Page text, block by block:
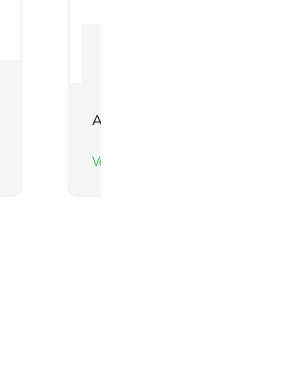
Adidas BJJ Badges
Vandaag besteld, dinsdag in huis